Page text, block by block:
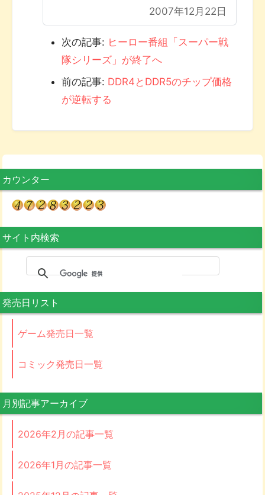
2007年12月22日
次の記事: ヒーロー番組「スーパー戦
隊シリーズ」が終了へ
前の記事: DDR4とDDR5のチップ価格
が逆転する
カウンター
サイト内検索
発売日リスト
ゲーム発売日一覧
コミック発売日一覧
月別記事アーカイブ
2026年2月の記事一覧
2026年1月の記事一覧